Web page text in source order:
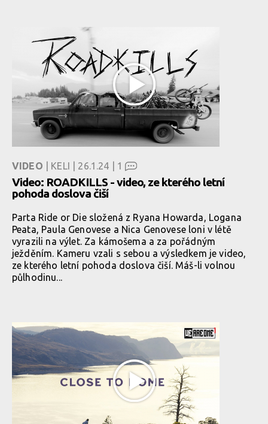
VIDEO | KELI | 26.1.24 | 1
Video: ROADKILLS - video, ze kterého letní
pohoda doslova čiší
Parta Ride or Die složená z Ryana Howarda, Logana
Peata, Paula Genovese a Nica Genovese loni v létě
vyrazili na výlet. Za kámošema a za pořádným
ježděním. Kameru vzali s sebou a výsledkem je video,
ze kterého letní pohoda doslova čiší. Máš-li volnou
půlhodinu...